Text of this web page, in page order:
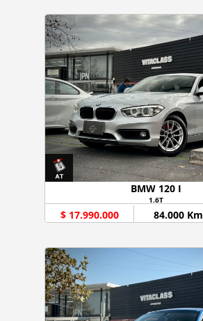
BMW 120 I
1.6T
$ 17.990.000 84.000 Km